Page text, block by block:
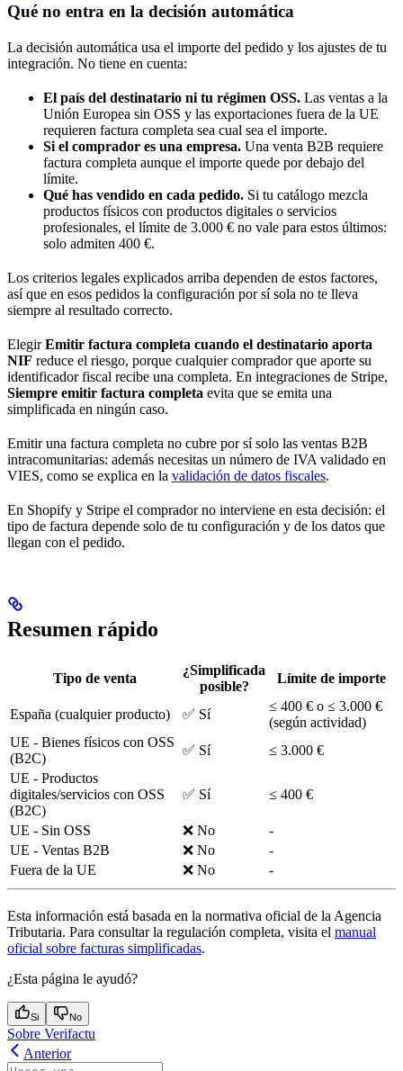
Qué no entra en la decisión automática
La decisión automática usa el importe del pedido y los ajustes de tu
integración. No tiene en cuenta:
El país del destinatario ni tu régimen OSS. Las ventas a la
Unión Europea sin OSS y las exportaciones fuera de la UE
requieren factura completa sea cual sea el importe.
Si el comprador es una empresa. Una venta B2B requiere
factura completa aunque el importe quede por debajo del
límite.
Qué has vendido en cada pedido. Si tu catálogo mezcla
productos físicos con productos digitales o servicios
profesionales, el límite de 3.000 € no vale para estos últimos:
solo admiten 400 €.
Los criterios legales explicados arriba dependen de estos factores,
así que en esos pedidos la configuración por sí sola no te lleva
siempre al resultado correcto.
ElegirEmitir factura completa cuando el destinatario aporta
NIF reduce el riesgo, porque cualquier comprador que aporte su
identificador fiscal recibe una completa. En integraciones de Stripe,
Siempre emitir factura completa evita que se emita una
simplificada en ningún caso.
Emitir una factura completa no cubre por sí solo las ventas B2B
intracomunitarias: además necesitas un número de IVA validado en
VIES, como se explica en la validación de datos fiscales.
En Shopify y Stripe el comprador no interviene en esta decisión: el
tipo de factura depende solo de tu configuración y de los datos que
llegan con el pedido.
Resumen rápido
Tipo de venta
¿Simplificada
posible?
Límite de importe
España (cualquier producto) ✅ Sí
≤ 400 € o ≤ 3.000 €
(según actividad)
UE - Bienes físicos con OSS
(B2C)
✅ Sí
≤ 3.000 €
UE - Productos
digitales/servicios con OSS
(B2C)
✅ Sí ≤ 400 €
UE - Sin OSS ❌ No
-
UE - Ventas B2B
❌ No
-
Fuera de la UE
❌ No -
Esta información está basada en la normativa oficial de la Agencia
Tributaria. Para consultar la regulación completa, visita el manual
oficial sobre facturas simplificadas.
¿Esta página le ayudó?
Si No
Sobre Verifactu
Anterior